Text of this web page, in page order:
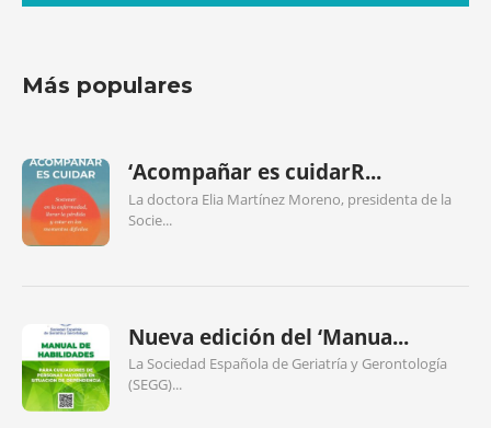
Más populares
‘Acompañar es cuidarR...
La doctora Elia Martínez Moreno, presidenta de la
Socie...
Nueva edición del ‘Manua...
La Sociedad Española de Geriatría y Gerontología
(SEGG)...